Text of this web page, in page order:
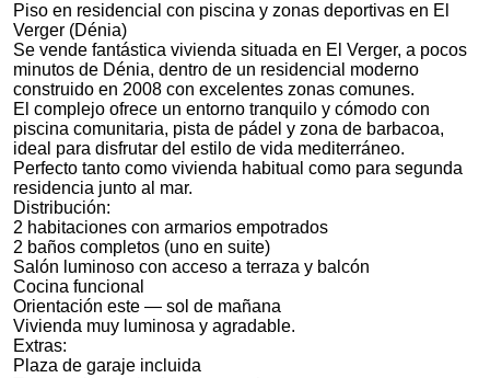
Piso en residencial con piscina y zonas deportivas en El
Verger (Dénia)
Se vende fantástica vivienda situada en El Verger, a pocos
minutos de Dénia, dentro de un residencial moderno
construido en 2008 con excelentes zonas comunes.
El complejo ofrece un entorno tranquilo y cómodo con
piscina comunitaria, pista de pádel y zona de barbacoa,
ideal para disfrutar del estilo de vida mediterráneo.
Perfecto tanto como vivienda habitual como para segunda
residencia junto al mar.
Distribución:
2 habitaciones con armarios empotrados
2 baños completos (uno en suite)
Salón luminoso con acceso a terraza y balcón
Cocina funcional
Orientación este — sol de mañana
Vivienda muy luminosa y agradable.
Extras:
Plaza de garaje incluida